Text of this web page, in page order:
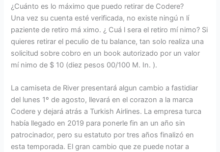
¿Cuánto es lo máximo que puedo retirar de Codere?
Una vez su cuenta esté verificada, no existe ningú n lí
paziente de retiro má ximo. ¿ Cuá l sera el retiro mí nimo? Si
quieres retirar el peculio de tu balance, tan solo realiza una
solicitud sobre cobro en un book autorizado por un valor
mí nimo de $ 10 (diez pesos 00/100 M. In. ).
La camiseta de River presentará algun cambio a fastidiar
del lunes 1º de agosto, llevará en el corazon a la marca
Codere y dejará atrás a Turkish Airlines. La empresa turca
había llegado en 2019 para ponerle fin an un año sin
patrocinador, pero su estatuto por tres años finalizó en
esta temporada. El gran cambio que ze puede notar a